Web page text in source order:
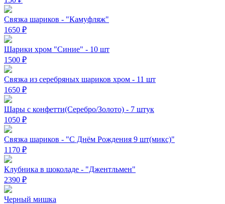
Связка шариков - "Камуфляж"
1650 ₽
Шарики хром "Синие" - 10 шт
1500 ₽
Связка из серебряных шариков хром - 11 шт
1650 ₽
Шары с конфетти(Серебро/Золото) - 7 штук
1050 ₽
Связка шариков - "С Днём Рождения 9 шт(микс)"
1170 ₽
Клубника в шоколаде - "Джентльмен"
2390 ₽
Черный мишка